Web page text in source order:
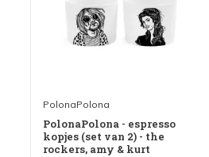
PolonaPolona
PolonaPolona - espresso
kopjes (set van 2) - the
rockers, amy & kurt